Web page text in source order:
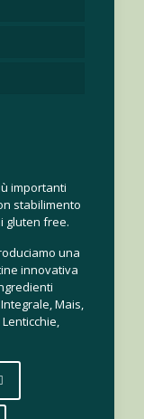
importanti
stabilimento
gluten free.
una
innovativa
Mais,